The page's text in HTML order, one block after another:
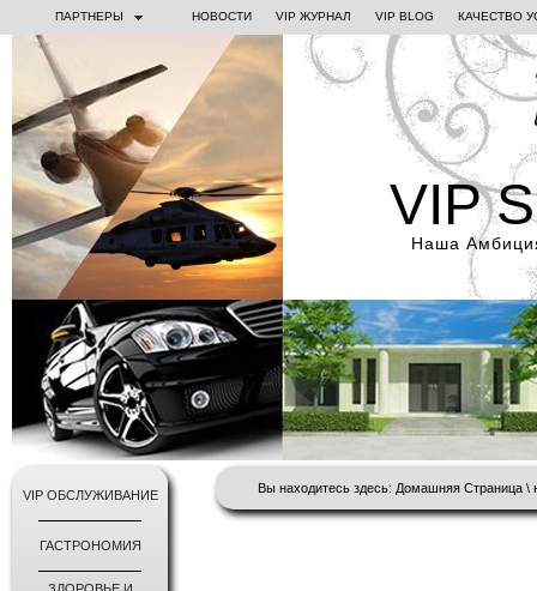
ПАРТНЕРЫ НОВОСТИ VIP ЖУРНАЛ VIP BLOG КАЧЕСТВО
VIP
Наша
VIP ОБСЛУЖИВАНИЕ
ГАСТРОНОМИЯ
Вы находитесь здесь: Домашняя Страница \